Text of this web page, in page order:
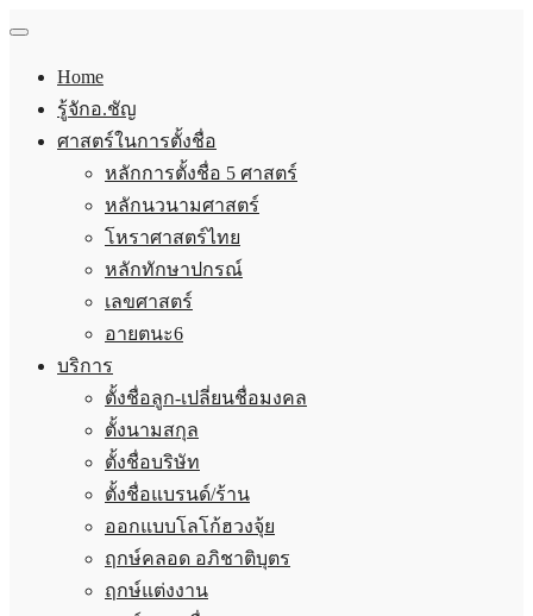
Home
รู้จักอ.ชัญ
ศาสตร์ในการตั้งชื่อ
หลักการตั้งชื่อ 5 ศาสตร์
หลักนวนามศาสตร์
โหราศาสตร์ไทย
หลักทักษาปกรณ์
เลขศาสตร์
อายตนะ6
บริการ
ตั้งชื่อลูก-เปลี่ยนชื่อมงคล
ตั้งนามสกุล
ตั้งชื่อบริษัท
ตั้งชื่อแบรนด์/ร้าน
ออกแบบโลโก้ฮวงจุ้ย
ฤกษ์คลอด อภิชาติบุตร
ฤกษ์แต่งงาน